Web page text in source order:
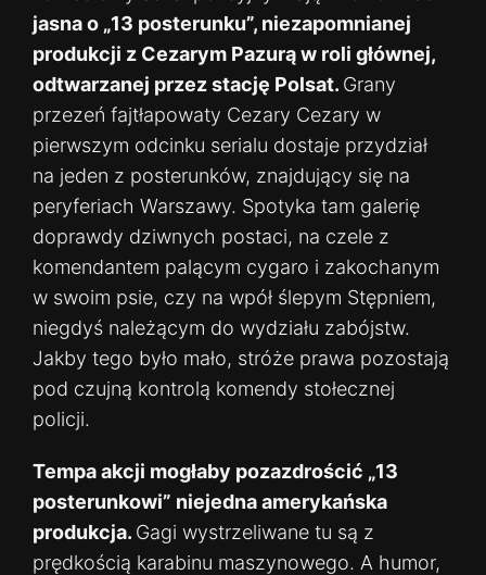
jasna o „13 posterunku”, niezapomnianej
produkcji z Cezarym Pazurą w roli głównej,
odtwarzanej przez stację Polsat. Grany
przezeń fajtłapowaty Cezary Cezary w
pierwszym odcinku serialu dostaje przydział
na jeden z posterunków, znajdujący się na
peryferiach Warszawy. Spotyka tam galerię
doprawdy dziwnych postaci, na czele z
komendantem palącym cygaro i zakochanym
w swoim psie, czy na wpół ślepym Stępniem,
niegdyś należącym do wydziału zabójstw.
Jakby tego było mało, stróże prawa pozostają
pod czujną kontrolą komendy stołecznej
policji.
Tempa akcji mogłaby pozazdrościć „13
posterunkowi” niejedna amerykańska
produkcja. Gagi wystrzeliwane tu są z
prędkością karabinu maszynowego. A humor,